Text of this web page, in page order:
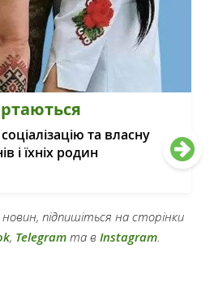
та власну
і їхніх родин
підпишіться на сторінки
, Telegram та в Instagram